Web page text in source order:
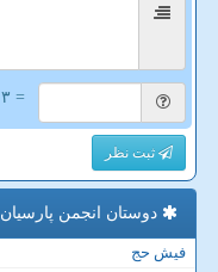
= ۳ بعلاوه ۳
ثبت نظر
دوستان انجمن پارسیان
فیش حج